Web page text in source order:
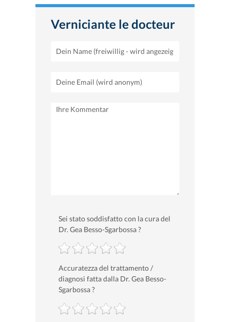
Verniciante le docteur
Sei stato soddisfatto con la cura del
Dr. Gea Besso-Sgarbossa ?
Accuratezza del trattamento /
diagnosi fatta dalla Dr. Gea Besso-
Sgarbossa ?